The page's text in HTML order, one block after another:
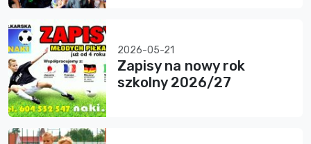
2026-05-21
Zapisy na nowy rok
szkolny 2026/27